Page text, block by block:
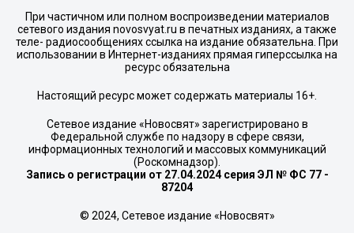
При частичном или полном воспроизведении материалов
сетевого издания novosvyat.ru в печатных изданиях, а также
теле- радиосообщениях ссылка на издание обязательна. При
использовании в Интернет-изданиях прямая гиперссылка на
ресурс обязательна
Настоящий ресурс может содержать материалы 16+.
Сетевое издание «Новосвят» зарегистрировано в
Федеральной службе по надзору в сфере связи,
информационных технологий и массовых коммуникаций
(Роскомнадзор).
Запись о регистрации от 27.04.2024 серия ЭЛ № ФС 77 -
87204
© 2024, Сетевое издание «Новосвят»